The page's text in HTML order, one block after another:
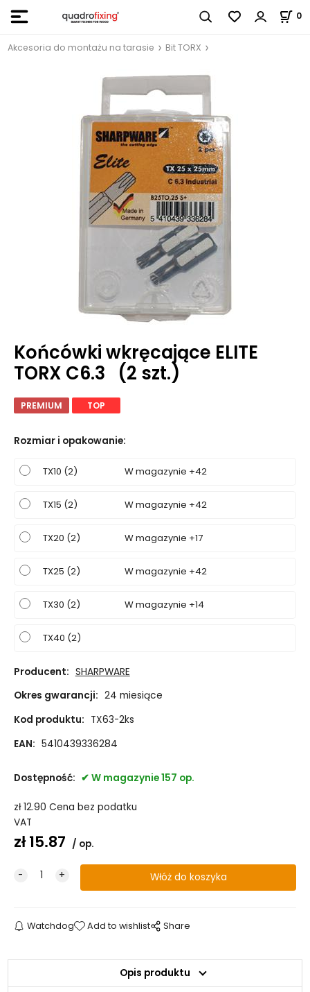
0
Akcesoria do montażu na tarasie Bit TORX
Końcówki wkręcające ELITE
TORX C6.3 (2 szt.)
PREMIUM TOP
Rozmiar i opakowanie:
TX10 (2) W magazynie +42
TX15 (2) W magazynie +42
TX20 (2) W magazynie +17
TX25 (2) W magazynie +42
TX30 (2) W magazynie +14
TX40 (2)
Producent: SHARPWARE
Okres gwarancji: 24 miesiące
Kod produktu: TX63-2ks
EAN: 5410439336284
Dostępność: W magazynie 157 op.
zł12.90 Cena bez podatku
VAT
zł15.87 op.
Watchdog Add to wishlist Share
Opis produktu